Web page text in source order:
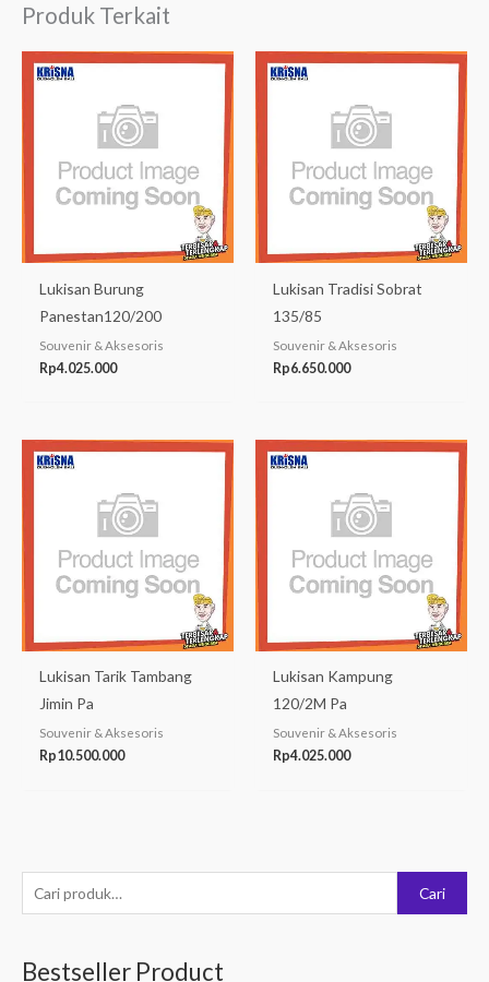
e
c
Cari
Bestseller Product
Produk Terkait
Lukisan Burung
Panestan120/200
Souvenir & Aksesoris
Rp4.025.000
Lukisan Tradisi Sobrat
135/85
Souvenir & Aksesoris
Rp6.650.000
Lukisan Tarik Tambang
Jimin Pa
Souvenir & Aksesoris
Rp10.500.000
Lukisan Kampung
120/2M Pa
Souvenir & Aksesoris
Rp4.025.000